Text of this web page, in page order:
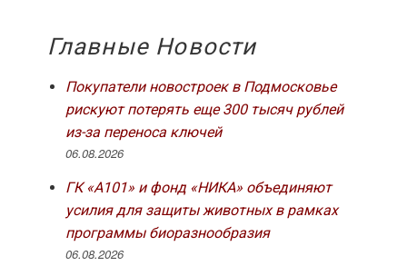
Главные Новости
Покупатели новостроек в Подмосковье
рискуют потерять еще 300 тысяч рублей
из-за переноса ключей
06.08.2026
ГК «А101» и фонд «НИКА» объединяют
усилия для защиты животных в рамках
программы биоразнообразия
06.08.2026